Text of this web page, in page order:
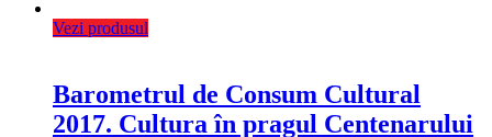
Vezi produsul
Barometrul de Consum Cultural
2017. Cultura în pragul Centenarului